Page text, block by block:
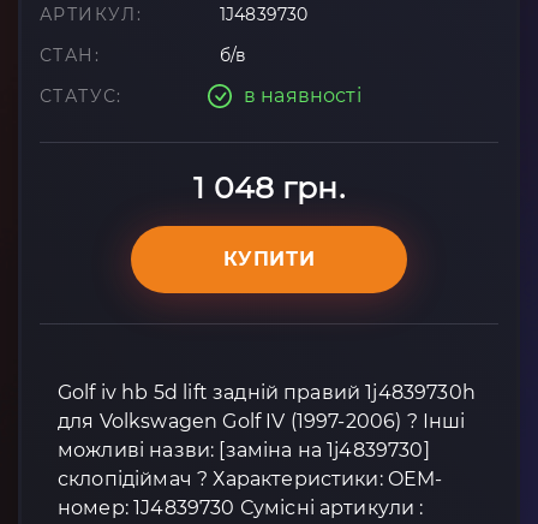
АРТИКУЛ:
1J4839730
СТАН:
б/в
СТАТУС:
в наявності
1 048 грн.
КУПИТИ
Golf iv hb 5d lift задній правий 1j4839730h
для Volkswagen Golf IV (1997-2006) ? Інші
можливі назви: [заміна на 1j4839730]
склопідіймач ? Характеристики: OEM-
номер: 1J4839730 Сумісні артикули :